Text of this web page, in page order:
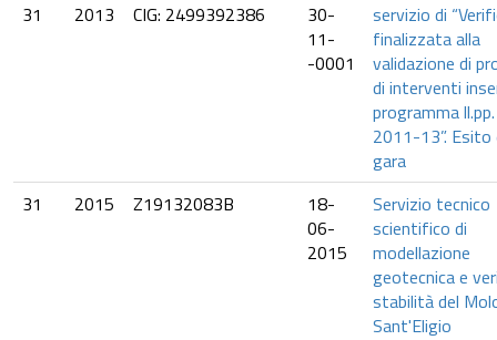
31
2013 CIG: 2499392386
30-
11-
-0001
servizio di
finalizzata alla
validazione di
di interventi
programma ll.pp.
2011-13”. Esito
gara
31
2015 Z19132083B
18-
06-
2015
Servizio tecnico
scientifico di
modellazione
geotecnica e
stabilità del
Sant'Eligio